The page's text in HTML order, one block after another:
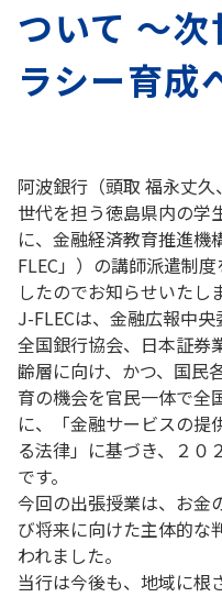
ついて ～
ラシー育成
阿波銀行（頭取 福永丈
世代を担う徳島県内の学
に、金融経済教育推進機
FLEC」）の講師派遣制
したのでお知らせいたし
J-FLECは、金融広報中央
全国銀行協会、日本証券
齢層に向け、かつ、国民
育の機会を官民一体で全
に、「金融サービスの提
る法律」に基づき、２０
です。
今回の出張授業は、お金
び将来に向けた主体的な
われました。
当行は今後も、地域に根